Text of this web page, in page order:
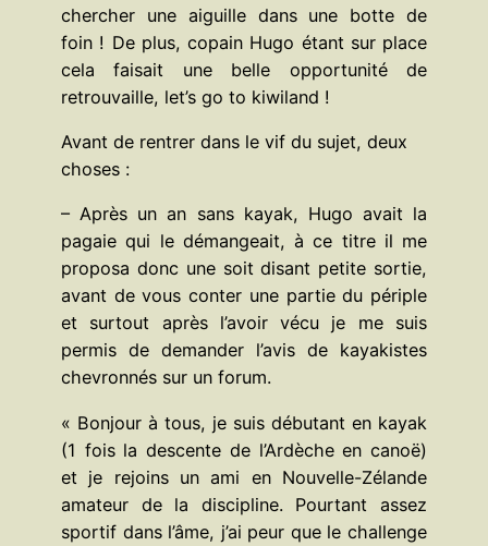
chercher une aiguille dans une botte de
foin ! De plus, copain Hugo étant sur place
cela faisait une belle opportunité de
retrouvaille, let’s go to kiwiland !
Avant de rentrer dans le vif du sujet, deux
choses :
– Après un an sans kayak, Hugo avait la
pagaie qui le démangeait, à ce titre il me
proposa donc une soit disant petite sortie,
avant de vous conter une partie du périple
et surtout après l’avoir vécu je me suis
permis de demander l’avis de kayakistes
chevronnés sur un forum.
« Bonjour à tous, je suis débutant en kayak
(1 fois la descente de l’Ardèche en canoë)
et je rejoins un ami en Nouvelle-Zélande
amateur de la discipline. Pourtant assez
sportif dans l’âme, j’ai peur que le challenge